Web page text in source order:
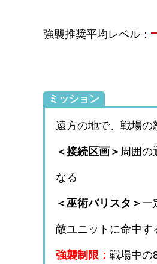
強襲推奨平均レベル：
ミッション
遠方の地で、戦場の
＜接続区画＞ 周囲の
なる
＜巫術バリスタ＞一
敵ユニットに命中
強襲制限： 戦場中の